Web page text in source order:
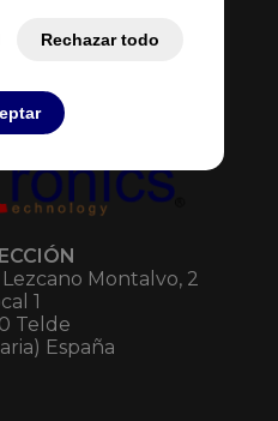
Rechazar todo
Montalvo, 2
1
Telde
España